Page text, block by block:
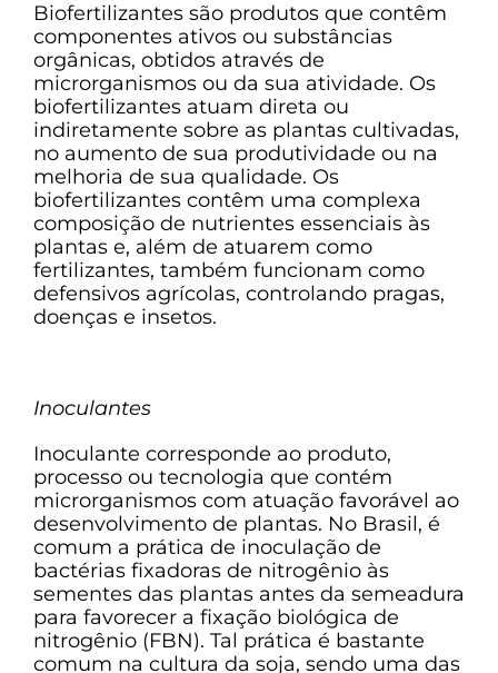
Biofertilizantes são produtos que contêm
componentes ativos ou substâncias
orgânicas, obtidos através de
microrganismos ou da sua atividade. Os
biofertilizantes atuam direta ou
indiretamente sobre as plantas cultivadas,
no aumento de sua produtividade ou na
melhoria de sua qualidade. Os
biofertilizantes contêm uma complexa
composição de nutrientes essenciais às
plantas e, além de atuarem como
fertilizantes, também funcionam como
defensivos agrícolas, controlando pragas,
doenças e insetos.
Inoculantes
Inoculante corresponde ao produto,
processo ou tecnologia que contém
microrganismos com atuação favorável ao
desenvolvimento de plantas. No Brasil, é
comum a prática de inoculação de
bactérias fixadoras de nitrogênio às
sementes das plantas antes da semeadura
para favorecer a fixação biológica de
nitrogênio (FBN). Tal prática é bastante
comum na cultura da soja, sendo uma das